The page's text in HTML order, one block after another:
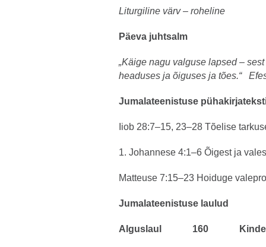
Liturgiline värv – roheline
Päeva juhtsalm
„Käige nagu valguse lapsed –
headuses ja õiguses ja tões.“
Jumalateenistuse
Iiob 28:7–15, 23–28 Tõelise
1. Johannese 4:1–6 Õigest ja
Matteuse 7:15–23 Hoiduge
Jumalateenistuse laulud
Alguslaul 160 Kindel